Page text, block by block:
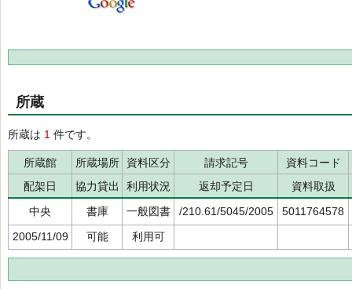
所蔵
所蔵は 1 件です。
所蔵館 所蔵場所 資料区分 請求記号 資料コード
配架日
協力貸出 利用状況 返却予定日
資料取扱
中央
書庫 一般図書 /210.61/5045/2005
5011764578
2005/11/09
可能 利用可